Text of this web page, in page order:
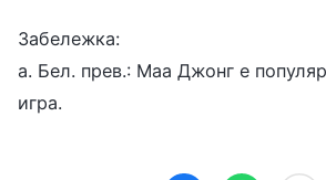
Забележка:
а. Бел. прев.: Маа Джонг е
игра.